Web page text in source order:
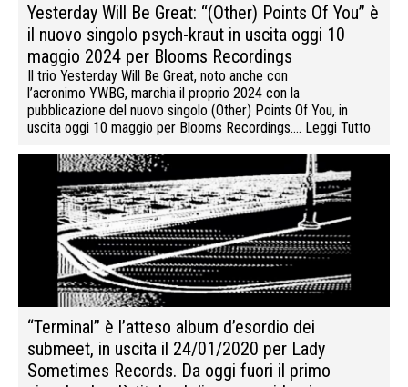
Yesterday Will Be Great: “(Other) Points Of You” è
il nuovo singolo psych-kraut in uscita oggi 10
maggio 2024 per Blooms Recordings
Il trio Yesterday Will Be Great, noto anche con
l’acronimo YWBG, marchia il proprio 2024 con la
pubblicazione del nuovo singolo (Other) Points Of You, in
uscita oggi 10 maggio per Blooms Recordings…. Leggi Tutto
“Terminal” è l’atteso album d’esordio dei
submeet, in uscita il 24/01/2020 per Lady
Sometimes Records. Da oggi fuori il primo